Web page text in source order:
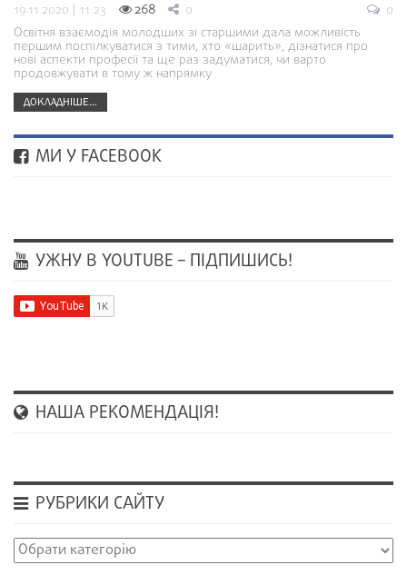
19.11.2020 | 11:23 268 0
0
Освітня взаємодія молодших зі старшими дала можливість
першим поспілкуватися з тими, хто «шарить», дізнатися про
нові аспекти професії та ще раз задуматися, чи варто
продовжувати в тому ж напрямку
ДОКЛАДНІШЕ...
МИ У FACEBOOK
УЖНУ В YOUTUBE – ПІДПИШИСЬ!
НАША РЕКОМЕНДАЦІЯ!
РУБРИКИ САЙТУ
Рубрики